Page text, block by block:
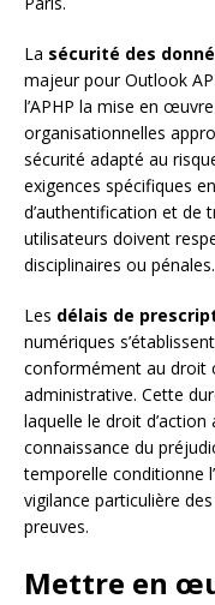
La sécurité des
majeur pour Outlook
l’APHP la mise en
organisationnelles
sécurité adapté au
exigences spécifiques
d’authentification et de
utilisateurs doivent
disciplinaires ou pénales.
Les délais de
numériques
conformément au droit
administrative. Cette
laquelle le droit
connaissance du
temporelle conditionne
vigilance particulière
preuves.
Mettre en